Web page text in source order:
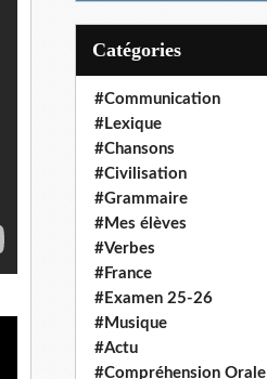
Catégories
#Communication
#Lexique
#Chansons
#Civilisation
#Grammaire
#Mes élèves
#Verbes
#France
#Examen 25-26
#Musique
#Actu
#Compréhension Orale